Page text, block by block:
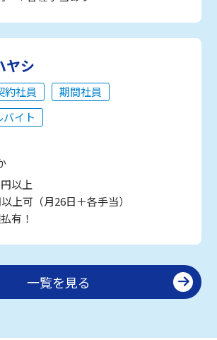
ヤシ
約社員
期間社員
イト
以上
上可（月26日＋各手当）
有！
一覧を見る